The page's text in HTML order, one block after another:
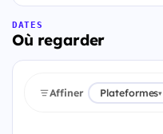
DATES
Où regarder
Affiner Plateformes▾